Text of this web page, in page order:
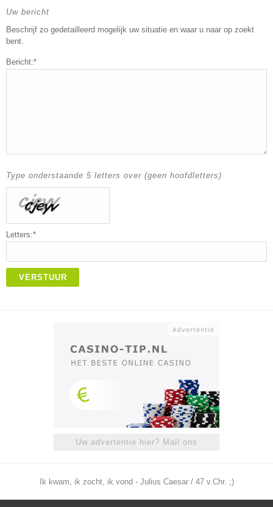
Uw bericht
Beschrijf zo gedetailleerd mogelijk uw situatie en waar u naar op zoekt
bent.
Bericht:*
Type onderstaande 5 letters over (geen hoofdletters)
Letters:*
VERSTUUR
Uw advertentie hier? Mail ons
Ik kwam, ik zocht, ik vond - Julius Caesar / 47 v.Chr. ;)